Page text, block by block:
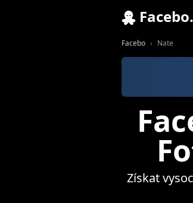
Facebo Nate
Získat